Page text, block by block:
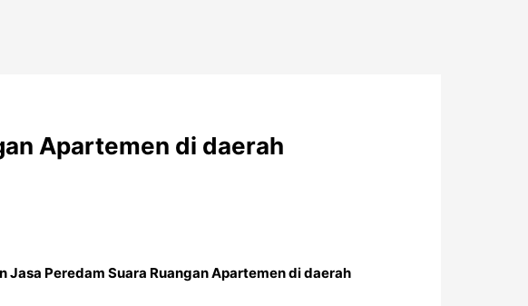
Apartemen di daerah
Jasa Peredam Suara Ruangan Apartemen di daerah